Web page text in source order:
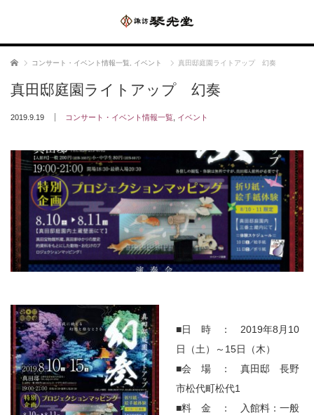
ホーム コンサート・イベント情報一覧 イベント 真田邸庭園ライトアップ 幻奏
真田邸庭園ライトアップ 幻奏
2019.9.19 コンサート・イベント情報一覧 イベント
■日 時 ： 2019年8月10
日（土）～15日（木）
■会 場 ： 真田邸 長野
市松代町松代1
■料 金 ： 入館料：一般